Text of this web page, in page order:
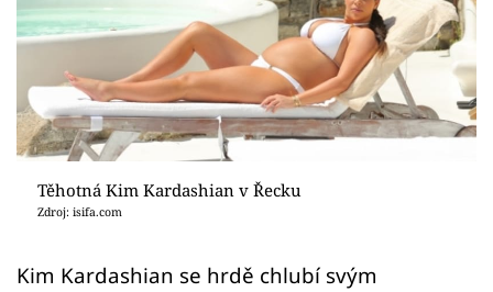
Virály
Sex a vztahy
Videa
Sledujte prima+
Přihlášení
Těhotná Kim Kardashian v Řecku
Zdroj: isifa.com
Kim Kardashian se hrdě chlubí svým